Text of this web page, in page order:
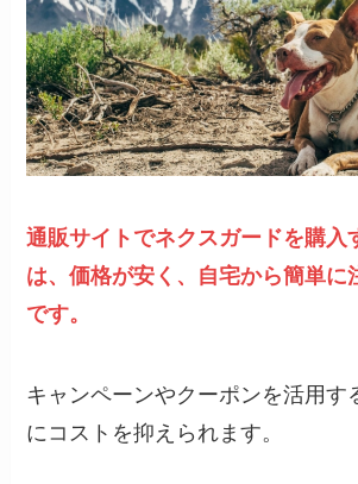
通販サイトでネクスガードを購入
は、価格が安く、自宅から簡単に
です。
キャンペーンやクーポンを活用す
にコストを抑えられます。